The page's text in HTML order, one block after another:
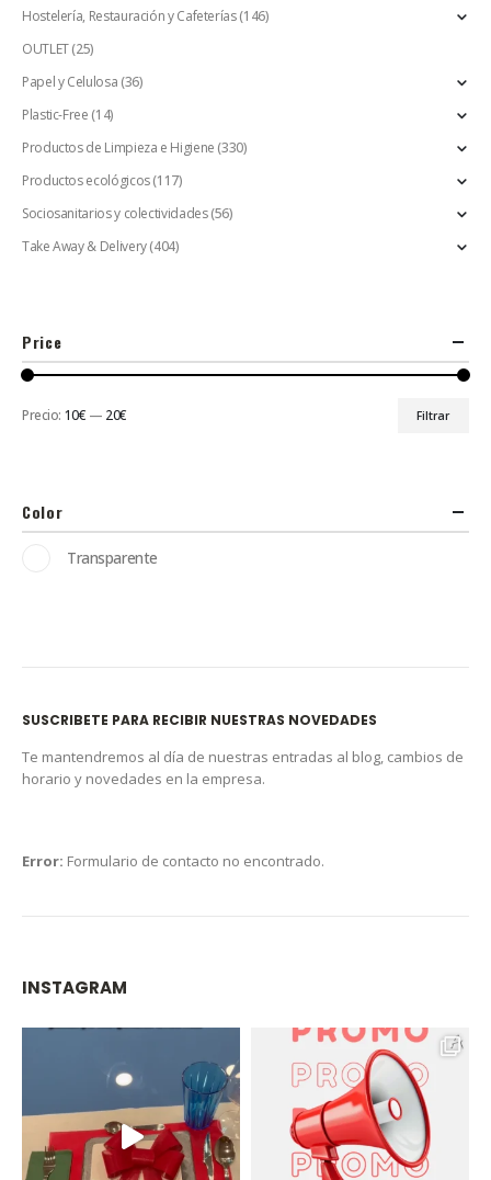
Hostelería, Restauración y Cafeterías(146)
OUTLET(25)
Papel y Celulosa (36)
Plastic-Free (14)
Productos de Limpieza e Higiene (330)
Productos ecológicos(117)
Sociosanitarios y colectividades (56)
Take Away & Delivery(404)
Price
Filtrar
Precio: 10€ — 20€
Color
Transparente
SUSCRIBETE PARA RECIBIR NUESTRAS NOVEDADES
Te mantendremos al día de nuestras entradas al blog, cambios de
horario y novedades en la empresa.
Error: Formulario de contacto no encontrado.
INSTAGRAM